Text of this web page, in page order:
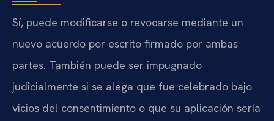
Sí, puede modificarse o revocarse mediante un
nuevo acuerdo por escrito firmado por ambas
partes. También puede ser impugnado
judicialmente si se alega que fue celebrado bajo
vicios del consentimiento o que su aplicación sería